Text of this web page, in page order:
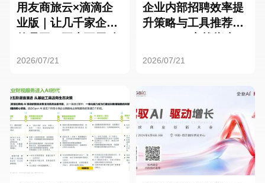
用友商旅云×滴滴企
业版｜让几千家企业
2026/07/21
企业内部招聘效率提
升策略与工具推荐：
2026/07/21